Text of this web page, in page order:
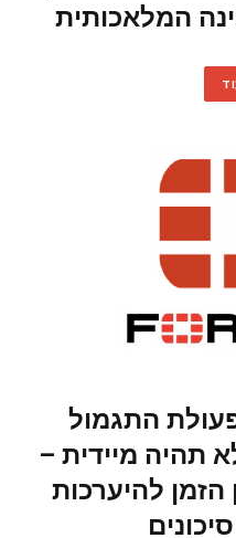
המלאכותית
התגמול
תהיה מיידית –
הזמן להיערכות